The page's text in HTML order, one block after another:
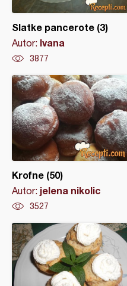
Slatke pancerote (3)
Autor: Ivana
3877
Krofne (50)
Autor: jelena nikolic
3527